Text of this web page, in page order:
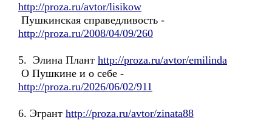
http://proza.ru/avtor/lisikow
Пушкинская справедливость -
http://proza.ru/2008/04/09/260
5. Элина Плант http://proza.ru/avtor/emilinda
О Пушкине и о себе -
http://proza.ru/2026/06/02/911
6. Эгрант http://proza.ru/avtor/zinata88